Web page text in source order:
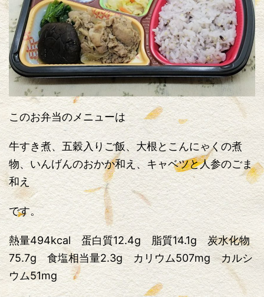
このお弁当のメニューは
牛すき煮、五穀入りご飯、大根とこんにゃくの煮
物、いんげんのおかか和え、キャベツと人参のごま
和え
です。
熱量494kcal 蛋白質12.4g 脂質14.1g 炭水化物
75.7g 食塩相当量2.3g カリウム507mg カルシ
ウム51mg